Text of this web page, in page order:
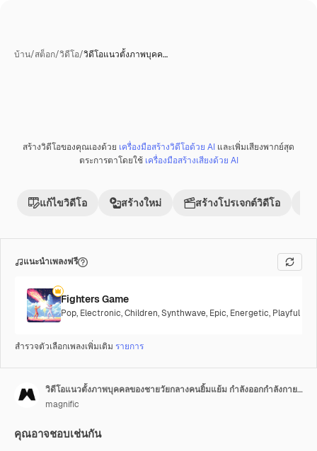
บ้าน/สต็อก/วิดีโอ/วิดีโอแนวตั้งภาพบุคค…
สร้างวิดีโอของคุณเองด้วย เครื่องมือสร้างวิดีโอด้วย AI และเพิ่มเสียงพากย์สุด
ตระการตาโดยใช้ เครื่องมือสร้างเสียงด้วย AI
แก้ไขวิดีโอ สร้างใหม่ สร้างโปรเจกต์วิดีโอ
แนะนำเพลงฟรี
Fighters Game
Pop, Electronic,Children,Synthwave, Epic, Energetic, Playful
สำรวจตัวเลือกเพลงเพิ่มเติม รายการ
วิดีโอแนวตั้งภาพบุคคลของชายวัยกลางคนยิ้มแย้ม กำลังออกกำลังกายกลางแจ้งในป่า สวมชุดกีฬา ถ่ายแบบเรียลไทม์
magnific
คุณอาจชอบเช่นกัน